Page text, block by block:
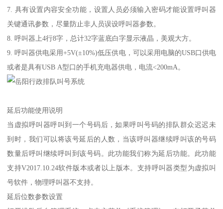
7. 具有设置内容安全功能，设置人员必须输入密码才能设置呼叫器
关键通讯参数，尽量防止非人员误设呼叫器参数。
8. 呼叫器上4行8字，总计32字蓝底白字显示液晶，美观大方。
9. 呼叫器供电采用+5V(±10%)低压供电，可以采用电脑的USB口供电
或者是具有USB A型口的手机充电器供电，电流<200mA。
延后功能使用说明
当虚拟呼叫器呼叫到一个号码后，如果呼叫号码的排队群众迟迟未
到时，我们可以将该号延后的人数，当该呼叫器继续呼叫该的号码
数量后呼叫继续呼叫到该号码。此功能我们称为延后功能。此功能
支持V2017.10.24软件版本或者以上版本。支持呼叫器类型为虚拟叫
号软件，物理呼叫器不支持。
延后位数参数设置